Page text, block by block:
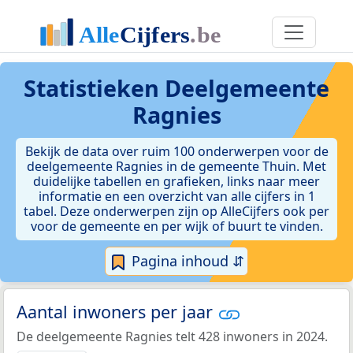
Statistieken Deelgemeente
Ragnies
Bekijk de data over ruim 100 onderwerpen voor de
deelgemeente Ragnies in de gemeente Thuin. Met
duidelijke tabellen en grafieken, links naar meer
informatie en een overzicht van alle cijfers in 1
tabel. Deze onderwerpen zijn op AlleCijfers ook per
voor de gemeente en per wijk of buurt te vinden.
Pagina inhoud ⇵
Aantal inwoners per jaar
De deelgemeente Ragnies telt 428 inwoners in 2024.